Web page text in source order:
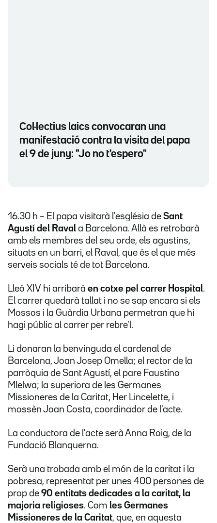
Col·lectius laics convocaran una
manifestació contra la visita del papa
el 9 de juny: "Jo no t'espero"
16.30 h – El papa visitarà l'església de Sant
Agustí del Raval a Barcelona. Allà es retrobarà
amb els membres del seu orde, els agustins,
situats en un barri, el Raval, que és el que més
serveis socials té de tot Barcelona.
Lleó XIV hi arribarà en cotxe pel carrer Hospital.
El carrer quedarà tallat i no se sap encara si els
Mossos i la Guàrdia Urbana permetran que hi
hagi públic al carrer per rebre'l.
Li donaran la benvinguda el cardenal de
Barcelona, Joan Josep Omella; el rector de la
parròquia de Sant Agustí, el pare Faustino
Mlelwa; la superiora de les Germanes
Missioneres de la Caritat, Her Lincelette, i
mossèn Joan Costa, coordinador de l'acte.
La conductora de l'acte serà Anna Roig, de la
Fundació Blanquerna.
Serà una trobada amb el món de la caritat i la
pobresa, representat per unes 400 persones de
prop de 90 entitats dedicades a la caritat, la
majoria religioses. Com les Germanes
Missioneres de la Caritat, que, en aquesta